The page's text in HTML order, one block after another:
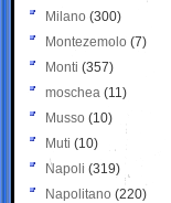
Milano (300)
Montezemolo (7)
Monti (357)
moschea (11)
Musso (10)
Muti (10)
Napoli (319)
Napolitano (220)